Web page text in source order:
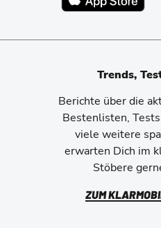
Trends,
Berichte über die
Bestenlisten,
viele weitere
erwarten Dich im
Stöbere
ZUM